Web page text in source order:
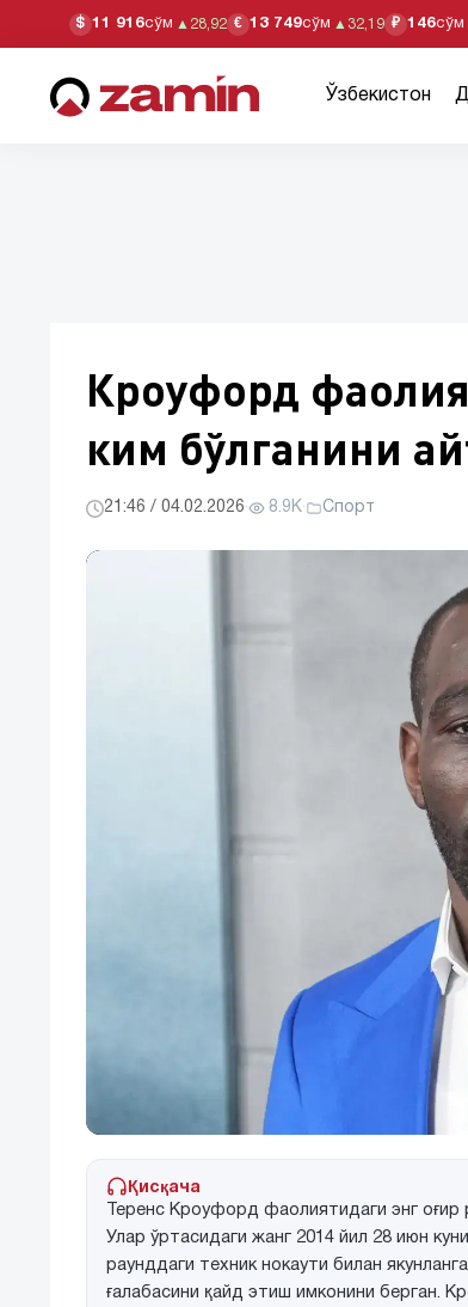
$ 11 916сўм ▲ 28,92 € 13 749сўм ▲ 32,19 ₽ 146сўм
Ўзбекистон
Кроуфорд
ким бўлганини
21:46 / 04.02.2026· 8.9K· Спорт
Қисқача
Теренс Кроуфорд фаолиятидаги энг оғир
Улар ўртасидаги жанг 2014 йил 28 июн
раунддаги техник нокаути билан
ғалабасини қайд этиш имконини берган.